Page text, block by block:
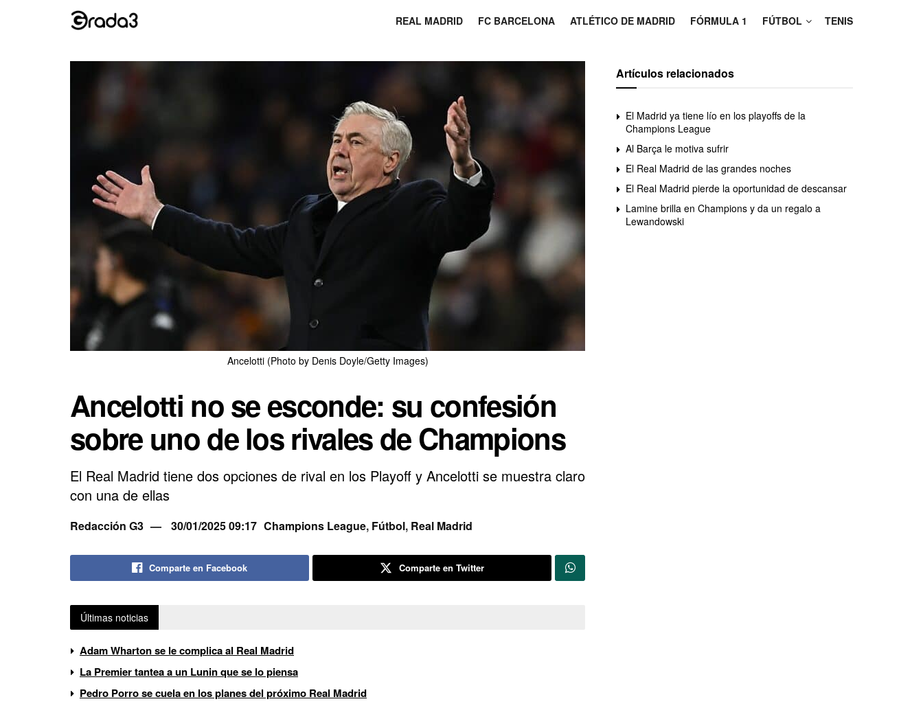
REAL MADRID FC BARCELONA ATLÉTICO DE MADRID FÓRMULA 1 FÚTBOL TENIS
Ancelotti (Photo by Denis Doyle/Getty Images)
Ancelotti no se esconde: su confesión
sobre uno de los rivales de Champions
El Real Madrid tiene dos opciones de rival en los Playoff y Ancelotti se muestra claro
con una de ellas
Redacción G3 30/01/2025 09:17 Champions League, Fútbol, Real Madrid
Comparte en Facebook Comparte en Twitter
Últimas noticias
Adam Wharton se le complica al Real Madrid
La Premier tantea a un Lunin que se lo piensa
Pedro Porro se cuela en los planes del próximo Real Madrid
Artículos relacionados
El Madrid ya tiene lío en los playoffs de la
Champions League
Al Barça le motiva sufrir
El Real Madrid de las grandes noches
El Real Madrid pierde la oportunidad de descansar
Lamine brilla en Champions y da un regalo a
Lewandowski